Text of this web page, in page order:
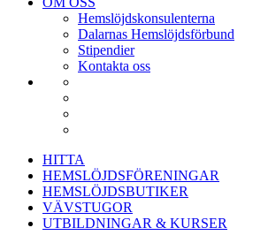
Hemslöjdskonsulenterna
Dalarnas Hemslöjdsförbund
Stipendier
Kontakta oss
HITTA
HEMSLÖJDSFÖRENINGAR
HEMSLÖJDSBUTIKER
VÄVSTUGOR
UTBILDNINGAR & KURSER